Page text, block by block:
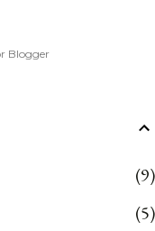
Blogger
9
5